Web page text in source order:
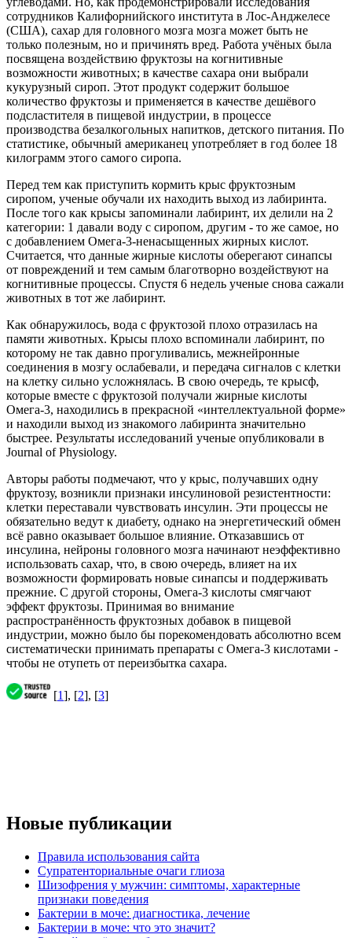
сотрудников Калифорнийского института в Лос-Анджелесе
(США), сахар для головного мозга мозга может быть не
только полезным, но и причинять вред. Работа учёных была
посвящена воздействию фруктозы на когнитивные
возможности животных; в качестве сахара они выбрали
кукурузный сироп. Этот продукт содержит большое
количество фруктозы и применяется в качестве дешёвого
подсластителя в пищевой индустрии, в процессе
производства безалкогольных напитков, детского питания. По
статистике, обычный американец употребляет в год более 18
килограмм этого самого сиропа.
Перед тем как приступить кормить крыс фруктозным
сиропом, ученые обучали их находить выход из лабиринта.
После того как крысы запоминали лабиринт, их делили на 2
категории: 1 давали воду с сиропом, другим - то же самое, но
с добавлением Омега-3-ненасыщенных жирных кислот.
Считается, что данные жирные кислоты оберегают синапсы
от повреждений и тем самым благотворно воздействуют на
когнитивные процессы. Спустя 6 недель ученые снова сажали
животных в тот же лабиринт.
Как обнаружилось, вода с фруктозой плохо отразилась на
памяти животных. Крысы плохо вспоминали лабиринт, по
которому не так давно прогуливались, межнейронные
соединения в мозгу ослабевали, и передача сигналов с клетки
на клетку сильно усложнялась. В свою очередь, те крысф,
которые вместе с фруктозой получали жирные кислоты
Омега-3, находились в прекрасной «интеллектуальной форме»
и находили выход из знакомого лабиринта значительно
быстрее. Результаты исследований ученые опубликовали в
Journal of Physiology.
Авторы работы подмечают, что у крыс, получавших одну
фруктозу, возникли признаки инсулиновой резистентности:
клетки переставали чувствовать инсулин. Эти процессы не
обязательно ведут к диабету, однако на энергетический обмен
всё равно оказывает большое влияние. Отказавшись от
инсулина, нейроны головного мозга начинают неэффективно
использовать сахар, что, в свою очередь, влияет на их
возможности формировать новые синапсы и поддерживать
прежние. С другой стороны, Омега-3 кислоты смягчают
эффект фруктозы. Принимая во внимание
распространённость фруктозных добавок в пищевой
индустрии, можно было бы порекомендовать абсолютно всем
систематически принимать препараты с Омега-3 кислотами -
чтобы не отупеть от переизбытка сахара.
[1], [2], [3]
Новые публикации
Правила использования сайта
Супратенториальные очаги глиоза
Шизофрения у мужчин: симптомы, характерные
признаки поведения
Бактерии в моче: диагностика, лечение
Бактерии в моче: что это значит?